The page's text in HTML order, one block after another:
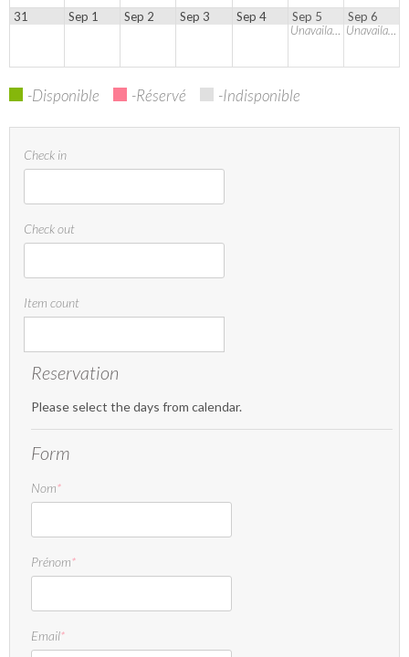
31 Sep 1 Sep 2 Sep 3 Sep 4
Sep 5
Unavailable
Sep 6
Unavailable
-Disponible -Réservé -Indisponible
Check in
Check out
Item count
Reservation
Please select the days from calendar.
Form
Nom*
Prénom*
Email*